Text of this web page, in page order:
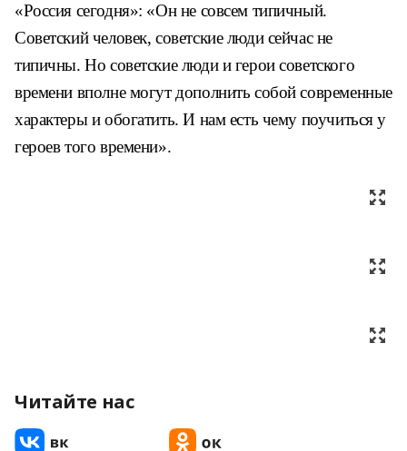
«Россия сегодня»: «Он не совсем типичный.
Советский человек, советские люди сейчас не
типичны. Но советские люди и герои советского
времени вполне могут дополнить собой современные
характеры и обогатить. И нам есть чему поучиться у
героев того времени».
Читайте нас